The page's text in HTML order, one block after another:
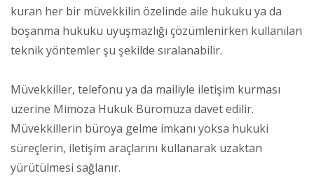
kuran her bir müvekkilin özelinde aile hukuku ya da
boşanma hukuku uyuşmazlığı çözümlenirken kullanılan
teknik yöntemler şu şekilde sıralanabilir.
Müvekkiller, telefonu ya da mailiyle iletişim kurması
üzerine Mimoza Hukuk Büromuza davet edilir.
Müvekkillerin büroya gelme imkanı yoksa hukuki
süreçlerin, iletişim araçlarını kullanarak uzaktan
yürütülmesi sağlanır.